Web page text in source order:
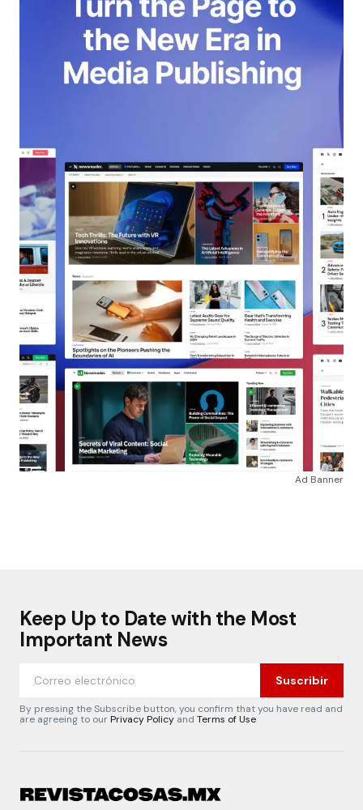
Ad Banner
Keep Up to Date with the Most
Important News
Suscribir
By pressing the Subscribe button, you confirm that you have read and
are agreeing to ourPrivacy Policy and Terms of Use